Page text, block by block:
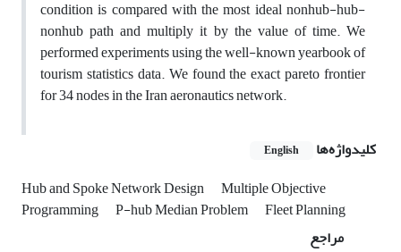
condition is compared with the most ideal nonhub-hub-
nonhub path and multiply it by the value of time. We
performed experiments using the well-known yearbook of
tourism statistics data. We found the exact pareto frontier
for 34 nodes in the Iran aeronautics network.
کلیدواژه‌ها
English
Hub and Spoke Network Design
Multiple Objective
Programming
P-hub Median Problem
Fleet Planning
مراجع